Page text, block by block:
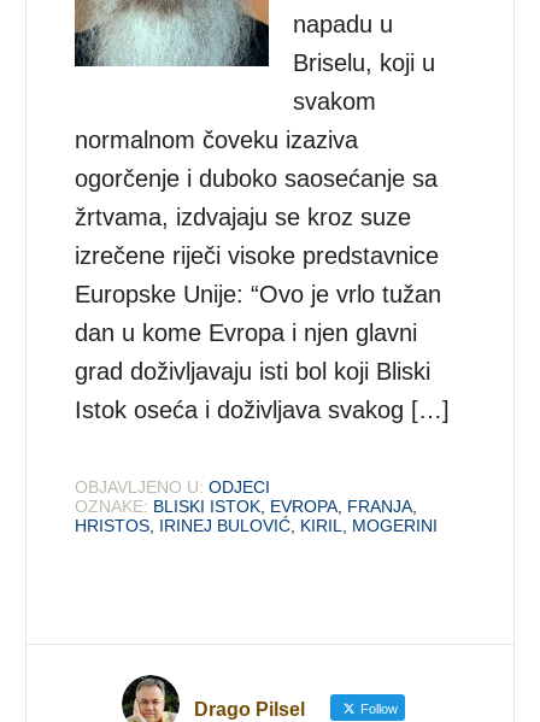
napadu u
Briselu, koji u
svakom
normalnom čoveku izaziva
ogorčenje i duboko saosećanje sa
žrtvama, izdvajaju se kroz suze
izrečene riječi visoke predstavnice
Europske Unije: “Ovo je vrlo tužan
dan u kome Evropa i njen glavni
grad doživljavaju isti bol koji Bliski
Istok oseća i doživljava svakog […]
OBJAVLJENO U: ODJECI
OZNAKE: BLISKI ISTOK, EVROPA, FRANJA,
HRISTOS, IRINEJ BULOVIĆ, KIRIL, MOGERINI
Drago Pilsel Follow